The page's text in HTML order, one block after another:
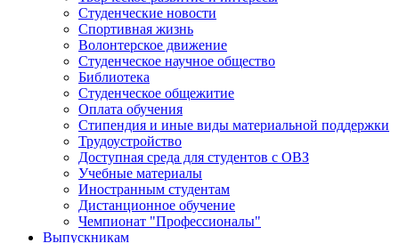
Студенческие новости
Спортивная жизнь
Волонтерское движение
Студенческое научное общество
Библиотека
Студенческое общежитие
Оплата обучения
Стипендия и иные виды материальной поддержки
Трудоустройство
Доступная среда для студентов с ОВЗ
Учебные материалы
Иностранным студентам
Дистанционное обучение
Чемпионат "Профессионалы"
Выпускникам